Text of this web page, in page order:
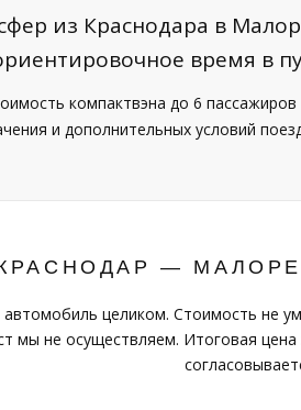
из Краснодара в
время в
компактвэна до 6
и дополнительных условий
—
целиком. Стоимость не
мы не осуществляем. Итоговая цена